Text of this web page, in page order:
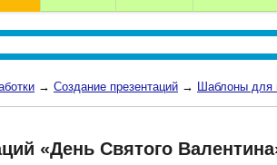
→ Создание презентаций → Шаблоны для
«День Святого